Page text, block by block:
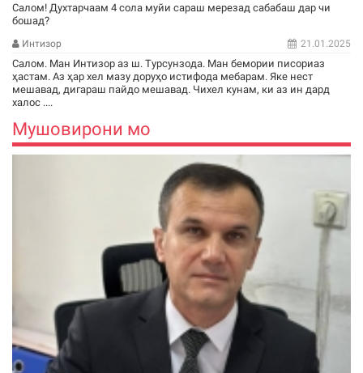
Салом! Духтарчаам 4 сола муйи сараш мерезад сабабаш дар чи
бошад?
Интизор 21.01.2025
Салом. Ман Интизор аз ш. Турсунзода. Ман бемории писориаз
ҳастам. Аз ҳар хел мазу доруҳо истифода мебарам. Яке нест
мешавад, дигараш пайдо мешавад. Чихел кунам, ки аз ин дард
халос ....
Мушовирони мо